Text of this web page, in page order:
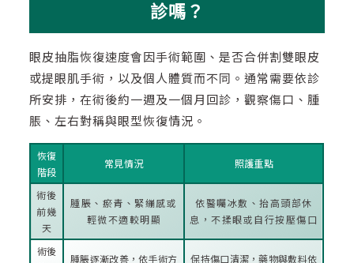
診嗎？
眼皮抽脂恢復速度會因手術範圍、是否合併割雙眼皮
或提眼肌手術，以及個人體質而不同。通常需要依診
所安排，在術後約一週及一個月回診，觀察傷口、腫
脹、左右對稱與眼型恢復情況。
恢復
階段
常見情況 照護重點
術後
前幾
天
腫脹、瘀青、緊繃感或
輕微不適較明顯
依醫囑冰敷、抬高頭部休
息，不揉眼或自行按壓傷口
術後
腫脹逐漸改善，依手術方
保持傷口清潔，藥物與敷料依